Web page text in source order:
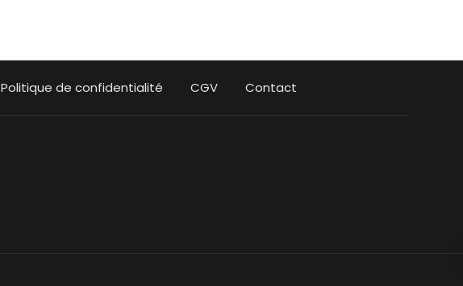
Politique de confidentialité CGV Contact